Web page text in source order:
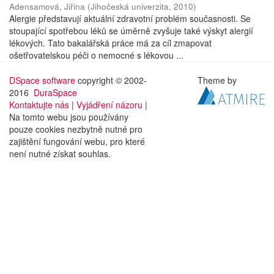
Adensamová, Jiřina (Jihočeská univerzita, 2010)
Alergie představují aktuální zdravotní problém současnosti. Se
stoupající spotřebou léků se úměrně zvyšuje také výskyt alergií
lékových. Tato bakalářská práce má za cíl zmapovat
ošetřovatelskou péči o nemocné s lékovou ...
DSpace software copyright © 2002-
2016 DuraSpace
Kontaktujte nás | Vyjádření názoru |
Na tomto webu jsou používány
pouze cookies nezbytně nutné pro
zajištění fungování webu, pro které
není nutné získat souhlas.
Theme by